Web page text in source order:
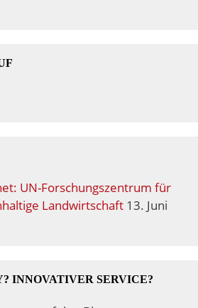
UN-Forschungszentrum für
Landwirtschaft 13. Juni
INNOVATIVER SERVICE?